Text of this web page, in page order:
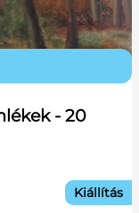
- 20
Kiállítás